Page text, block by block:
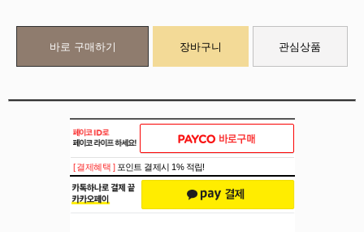
바로 구매하기 장바구니 관심상품
[ 결제혜택 ] 포인트 결제시 1% 적립!